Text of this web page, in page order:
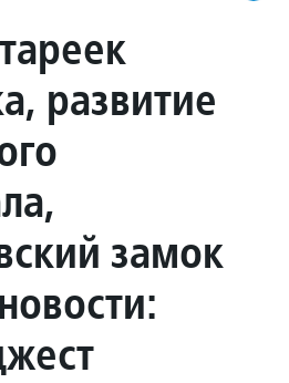
развитие
замок